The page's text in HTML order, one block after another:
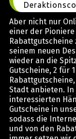
Aber nicht nur
einer der
Rabattgutscheine
seinem neuen
wieder an die
Gutscheine, 2 für
Stadt anbieten. In
interessierten
Gutscheine in
sodass die
und von den